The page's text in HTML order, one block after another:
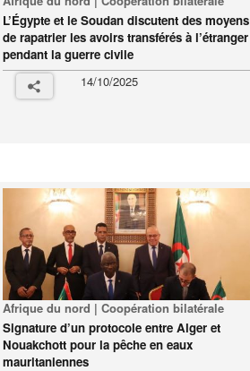
L’Égypte et le Soudan discutent des moyens
de rapatrier les avoirs transférés à l’étranger
pendant la guerre civile
14/10/2025
Afrique du nord | Coopération bilatérale
Signature d’un protocole entre Alger et
Nouakchott pour la pêche en eaux
mauritaniennes